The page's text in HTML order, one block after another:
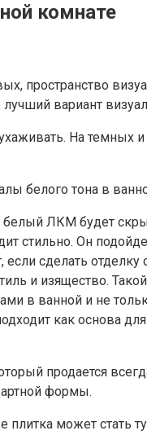
комнате
пространство
вариант
На темных
белого тона в
ЛКМ будет
стильно. Он
сделать
и изящество.
в ванной и не
как основа
продается
формы.
может стать